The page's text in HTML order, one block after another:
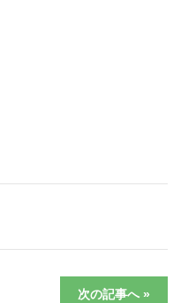
次の記事へ »